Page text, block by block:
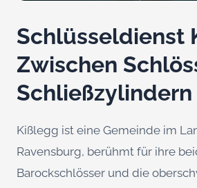
Schlüsseldienst
Zwischen
Schließzylindern
Kißlegg ist eine Gemeinde im
Ravensburg, berühmt für ihre
Barockschlösser und die